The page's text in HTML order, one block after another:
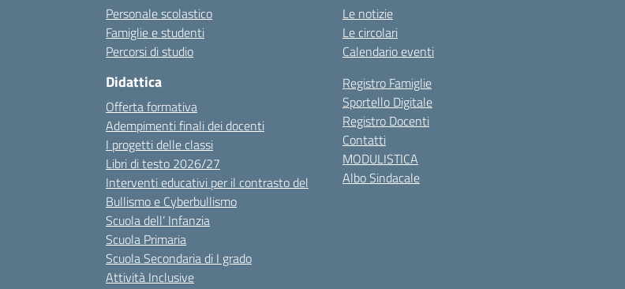
Personale scolastico
Famiglie e studenti
Percorsi di studio
Didattica
Offerta formativa
Adempimenti finali dei docenti
I progetti delle classi
Libri di testo 2026/27
Interventi educativi per il contrasto del
Bullismo e Cyberbullismo
Scuola dell’ Infanzia
Scuola Primaria
Scuola Secondaria di I grado
Attività Inclusive
Le notizie
Le circolari
Calendario eventi
Registro Famiglie
Sportello Digitale
Registro Docenti
Contatti
MODULISTICA
Albo Sindacale